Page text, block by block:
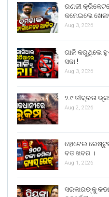
ରଣଜୀ
କମେଇଲେ
Aug 3, 2026
ଗାଳି କରୁଥିଲେ
ସଜା !
Aug 3, 2026
୨.୯ ତୀବ୍ରତା
Aug 2, 2026
ହୋଟେଲ
ବଡ ଖବର ।
Aug 1, 2026
ସରକାରଙ୍କୁ